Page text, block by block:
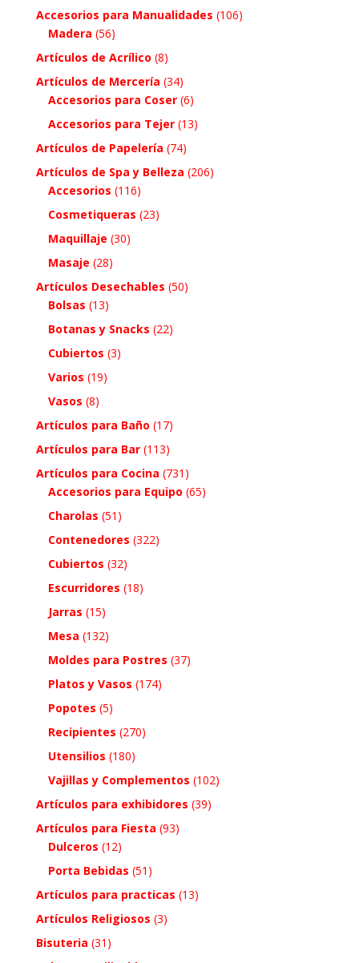
Accesorios para Manualidades (106)
Madera (56)
Artículos de Acrílico (8)
Artículos de Mercería (34)
Accesorios para Coser (6)
Accesorios para Tejer (13)
Artículos de Papelería (74)
Artículos de Spa y Belleza (206)
Accesorios (116)
Cosmetiqueras (23)
Maquillaje (30)
Masaje (28)
Artículos Desechables (50)
Bolsas (13)
Botanas y Snacks (22)
Cubiertos (3)
Varios (19)
Vasos (8)
Artículos para Baño (17)
Artículos para Bar (113)
Artículos para Cocina (731)
Accesorios para Equipo (65)
Charolas (51)
Contenedores (322)
Cubiertos (32)
Escurridores (18)
Jarras (15)
Mesa (132)
Moldes para Postres (37)
Platos y Vasos (174)
Popotes (5)
Recipientes (270)
Utensilios (180)
Vajillas y Complementos (102)
Artículos para exhibidores (39)
Artículos para Fiesta (93)
Dulceros (12)
Porta Bebidas (51)
Artículos para practicas (13)
Artículos Religiosos (3)
Bisuteria (31)